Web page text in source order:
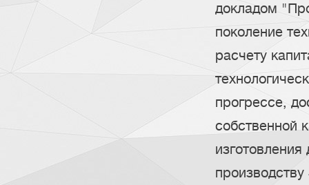
докладом
поколение
расчету
прогрессе,
собственной